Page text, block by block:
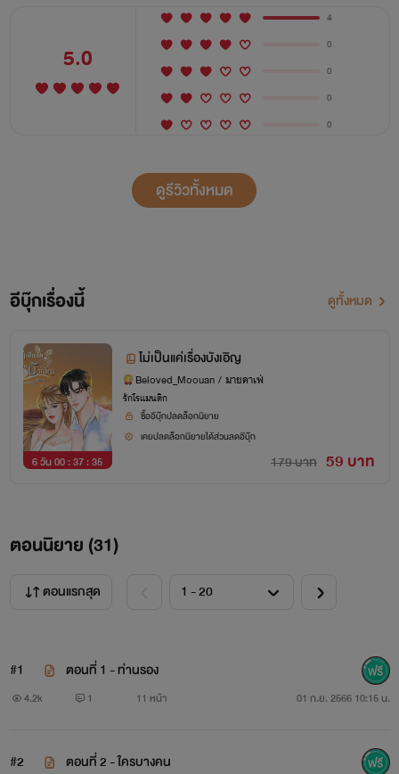
5.0
4
0
0
0
0
ดูรีวิวทั้งหมด
อีบุ๊กเรื่องนี้ ดูทั้งหมด
6 วัน 00 : 37 : 34
ไม่เป็นแค่เรื่องบังเอิญ
Beloved_Moouan / มายคาเฟ่
รักโรแมนติก
ซื้ออีบุ๊กปลดล็อกนิยาย
เคยปลดล็อกนิยายได้ส่วนลดอีบุ๊ก
179 บาท 59 บาท
ตอนนิยาย (31)
ตอนแรกสุด
#1 ตอนที่ 1 - ท่านรอง
4.2k 1 11 หน้า 01 ก.ย. 2566 10:15 น.
#2 ตอนที่ 2 - ใครบางคน